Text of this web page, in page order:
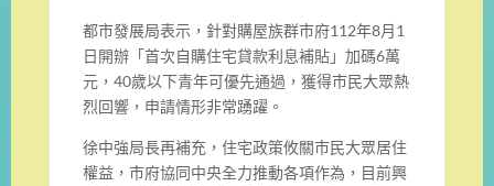
都市發展局表示，針對購屋族群市府112年8月1
日開辦「首次自購住宅貸款利息補貼」加碼6萬
元，40歲以下青年可優先通過，獲得市民大眾熱
烈回響，申請情形非常踴躍。
徐中強局長再補充，住宅政策攸關市民大眾居住
權益，市府協同中央全力推動各項作為，目前興